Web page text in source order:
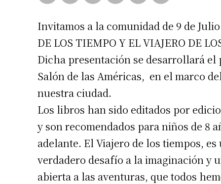
Invitamos a la comunidad de 9 de
DE LOS TIEMPO Y EL VIAJERO DE
Dicha presentación se desarrollará el
Salón de las Américas, en el marco
nuestra ciudad.
Los libros han sido editados por
y son recomendados para niños de 8
adelante. El Viajero de los tiempos, es
verdadero desafío a la imaginación y
abierta a las aventuras, que todos